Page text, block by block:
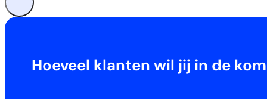
Hoeveel klanten wil jij in de